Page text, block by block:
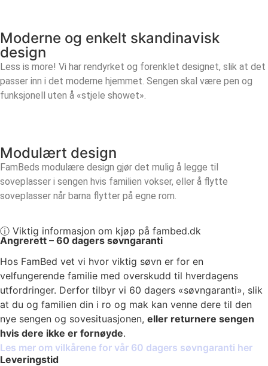
Moderne og enkelt skandinavisk
design
Less is more! Vi har rendyrket og forenklet designet, slik at det
passer inn i det moderne hjemmet. Sengen skal være pen og
funksjonell uten å «stjele showet».
Modulært design
FamBeds modulære design gjør det mulig å legge til
soveplasser i sengen hvis familien vokser, eller å flytte
soveplasser når barna flytter på egne rom.
ⓘ Viktig informasjon om kjøp på fambed.dk
Angrerett – 60 dagers søvngaranti
Hos FamBed vet vi hvor viktig søvn er for en
velfungerende familie med overskudd til hverdagens
utfordringer. Derfor tilbyr vi 60 dagers «søvngaranti», slik
at du og familien din i ro og mak kan venne dere til den
nye sengen og sovesituasjonen, eller returnere sengen
hvis dere ikke er fornøyde.
Les mer om vilkårene for vår 60 dagers søvngaranti her
Leveringstid